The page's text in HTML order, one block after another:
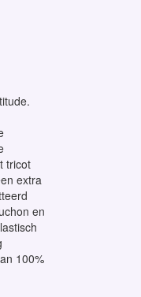
tricot
extra
en
100%